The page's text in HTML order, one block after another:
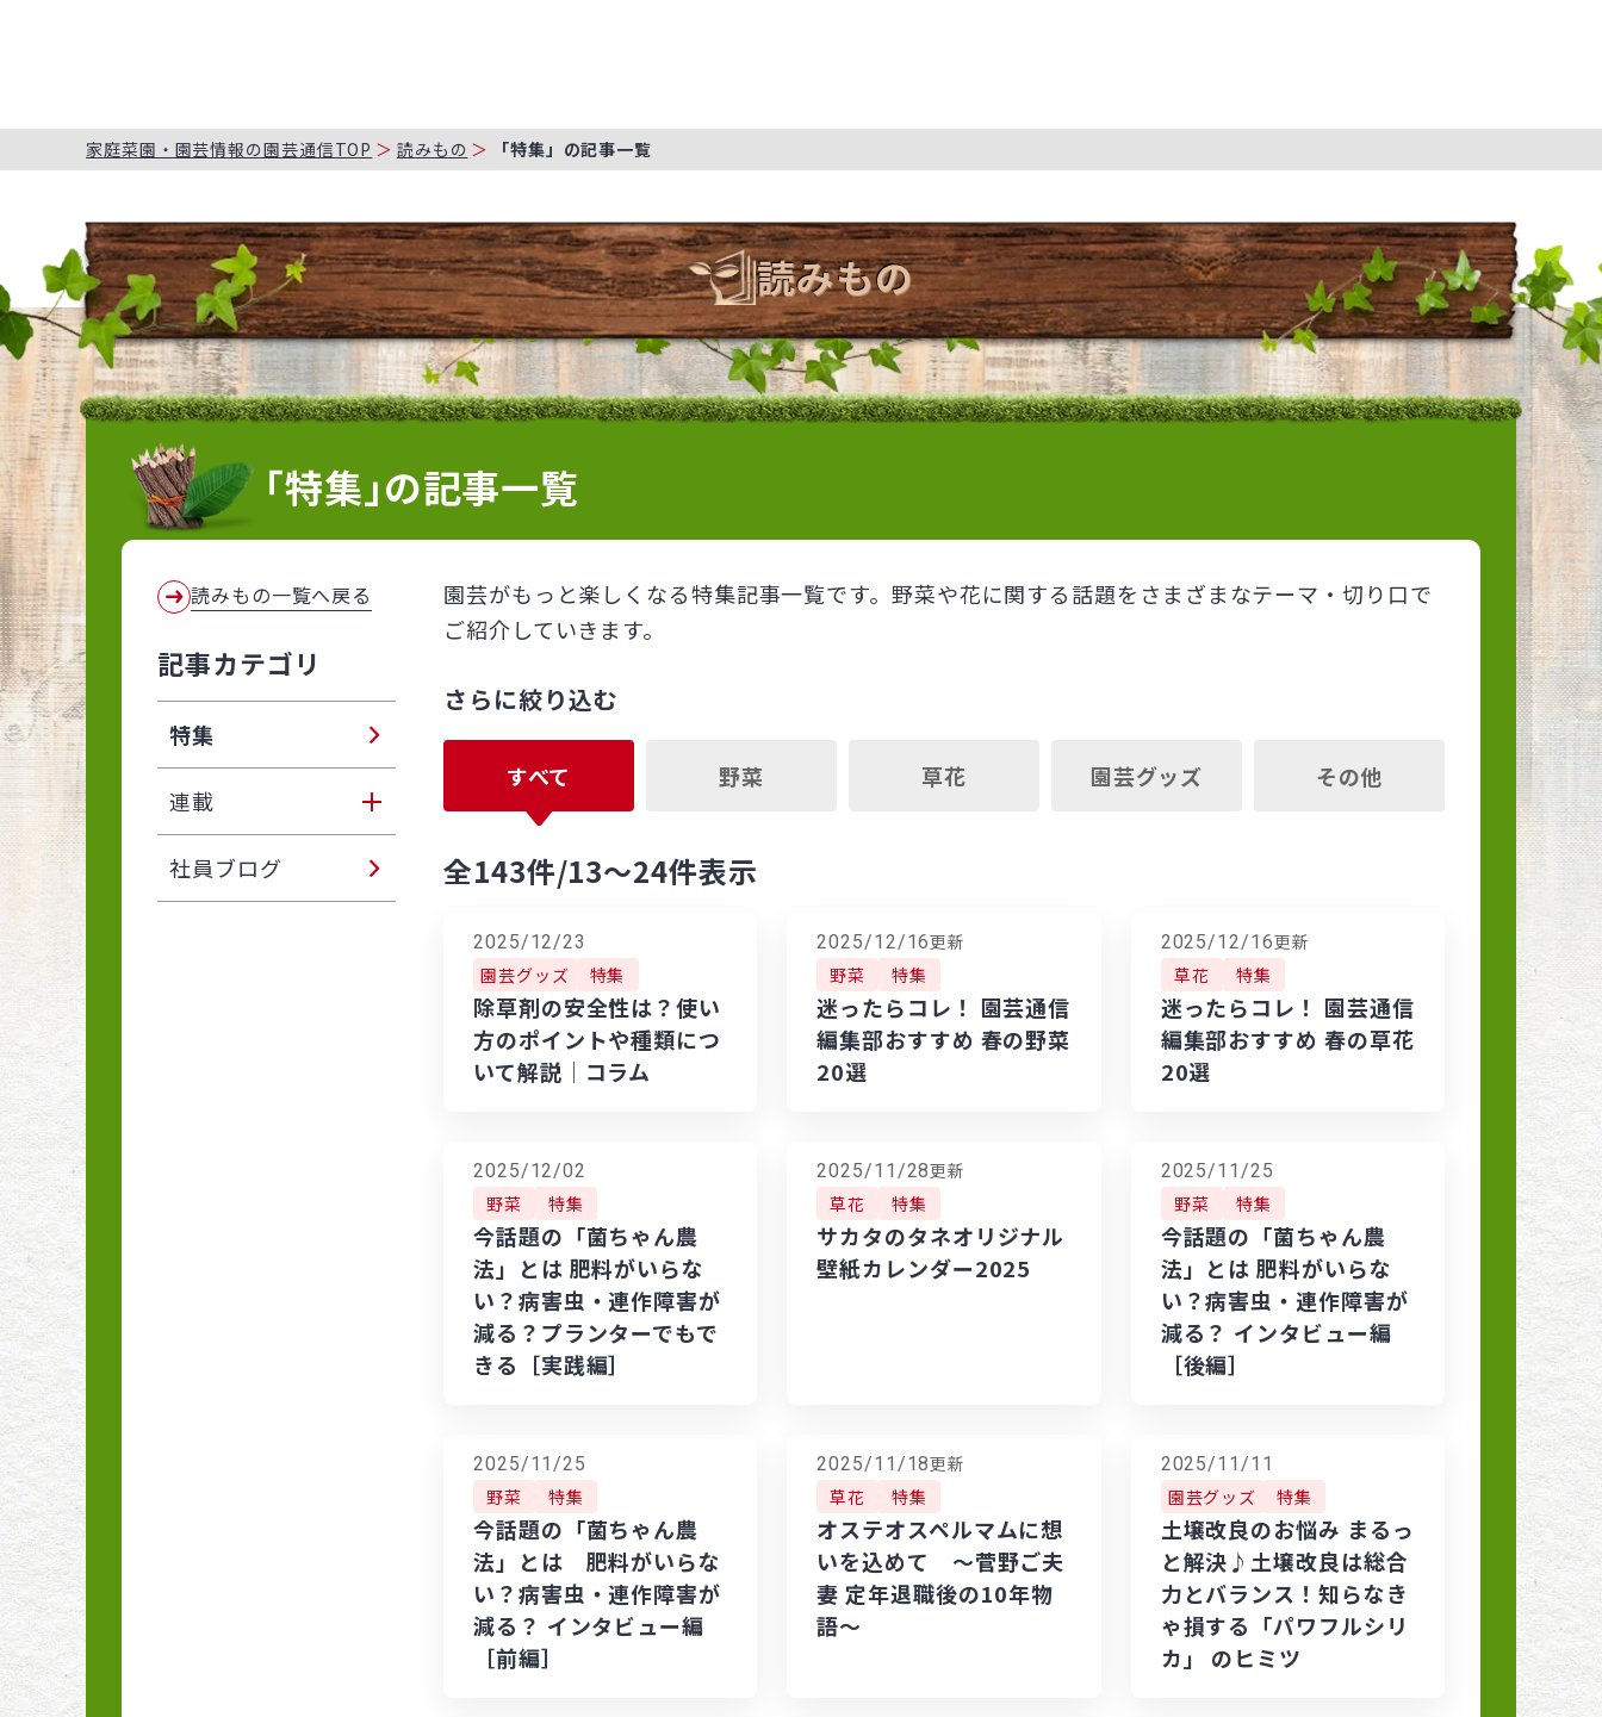
家庭菜園・園芸情報の園芸通信TOP 読みもの 「特集」の記事一覧
読みもの
「特集」の記事一覧
園芸がもっと楽しくなる特集記事一覧です。野菜や花に関する話題をさまざまなテーマ・切り口で
ご紹介していきます。
さらに絞り込む
すべて 野菜 草花 園芸グッズ その他
全143件/13～24件表示
2025/12/23
園芸グッズ 特集
除草剤の安全性は？使い
方のポイントや種類につ
いて解説｜コラム
2025/12/16更新
野菜
特集
迷ったらコレ！ 園芸通信
編集部おすすめ 春の野菜
20選
2025/12/16更新
草花
特集
迷ったらコレ！ 園芸通信
編集部おすすめ 春の草花
20選
2025/12/02
野菜 特集
今話題の「菌ちゃん農
法」とは 肥料がいらな
い？病害虫・連作障害が
減る？プランターでもで
きる［実践編］
2025/11/28更新
草花
特集
サカタのタネオリジナル
壁紙カレンダー2025
2025/11/25
野菜 特集
今話題の「菌ちゃん農
法」とは 肥料がいらな
い？病害虫・連作障害が
減る？ インタビュー編
［後編］
2025/11/25
野菜 特集
今話題の「菌ちゃん農
法」とは 肥料がいらな
い？病害虫・連作障害が
減る？ インタビュー編
［前編］
2025/11/18更新
草花
特集
オステオスペルマムに想
いを込めて ～菅野ご夫
妻 定年退職後の10年物
語～
2025/11/11
園芸グッズ 特集
土壌改良のお悩み まるっ
と解決♪土壌改良は総合
力とバランス！知らなき
ゃ損する「パワフルシリ
カ」 のヒミツ
読みもの一覧へ戻る
記事カテゴリ
特集
連載
東アジア植物記
社員ブログ